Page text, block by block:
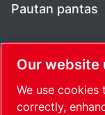
Pautan pantas
Penganalisis
Our website
We use
correctly,